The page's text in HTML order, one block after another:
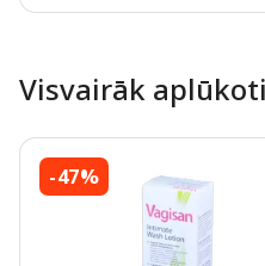
Visvairāk
-47%